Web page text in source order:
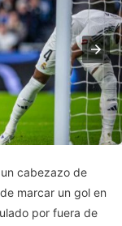
cabezazo de
marcar un gol en
por fuera de